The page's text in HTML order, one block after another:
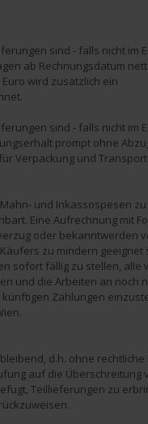
sind - falls nicht im
ab Rechnungsdatum
wird zusätzlich ein
sind - falls nicht im
prompt ohne
Verpackung und
und Inkassospesen
Eine Aufrechnung mit
oder bekanntwerden
zu mindern geeignet
sofort fällig zu stellen, alle
und die Arbeiten an noch
Zahlungen
d.h. ohne rechtliche
auf die Überschreitung
Teillieferungen zu